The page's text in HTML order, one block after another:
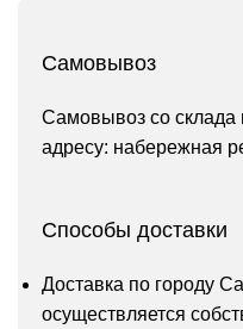
Самовывоз
Самовывоз со склада
адресу: набережная
Способы доставки
Доставка по городу
осуществляется